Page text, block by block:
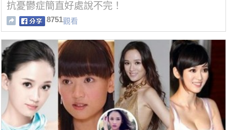
抗憂鬱症簡直好處說不完！
8751觀看